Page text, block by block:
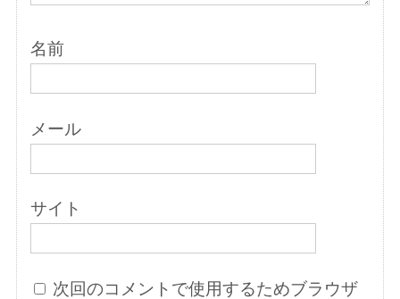
名前
メール
サイト
次回のコメントで使用するためブラウザ